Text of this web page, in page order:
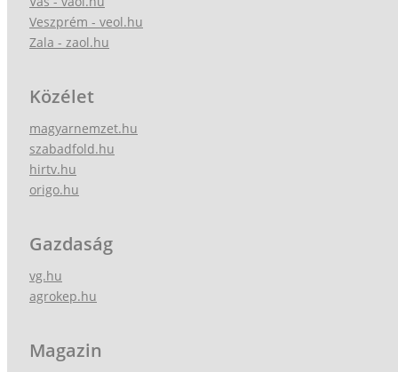
Veszprém - veol.hu
Zala - zaol.hu
Közélet
magyarnemzet.hu
szabadfold.hu
hirtv.hu
origo.hu
Gazdaság
vg.hu
agrokep.hu
Magazin